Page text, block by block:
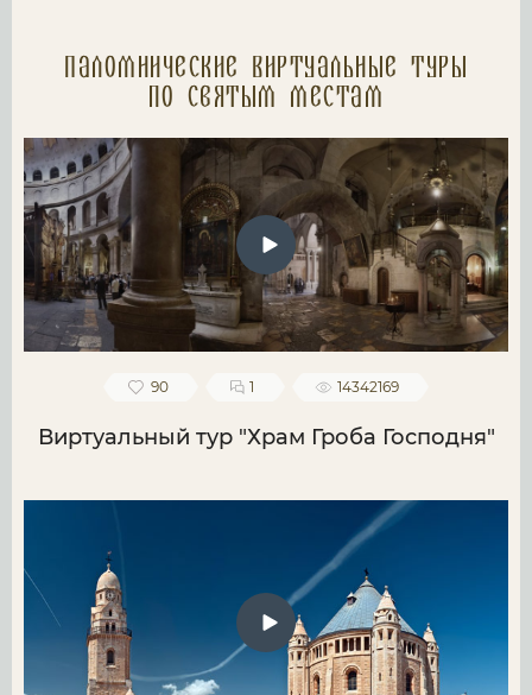
Паломнические Виртуальные туры
по святым местам
90 1 14342169
Виртуальный тур "Храм Гроба Господня"